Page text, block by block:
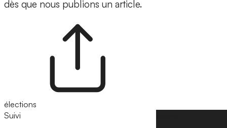
dès que nous publions un article.
élections
Suivi